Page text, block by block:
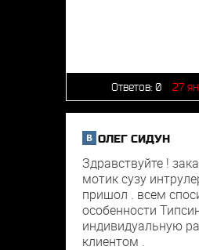
Ответов: 0 27
ОЛЕГ СИДУН
Здравствуйте !
мотик сузу
пришол . всем
особенности
индивидуальную
клиентом .